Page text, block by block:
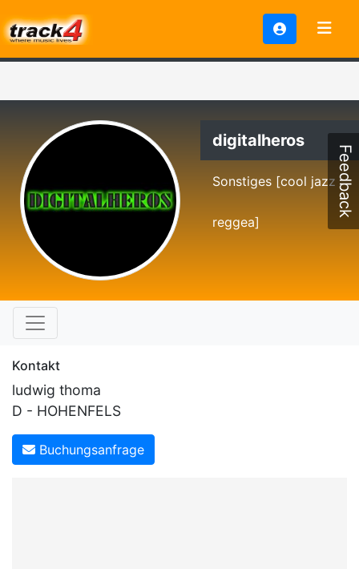
digitalheros
Sonstiges [cool jazz
reggea]
Kontakt
ludwig thoma
D - HOHENFELS
Buchungsanfrage
Feedback